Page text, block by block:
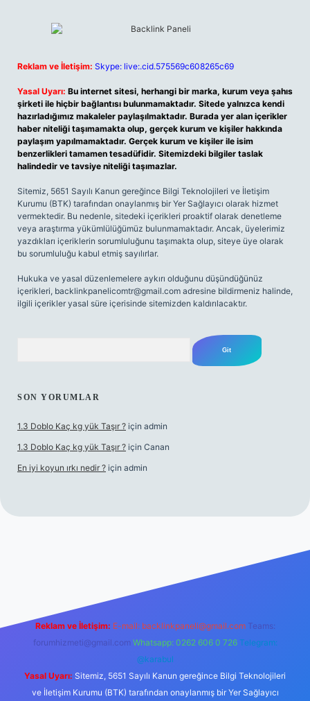
Reklam ve İletişim: Skype: live:.cid.575569c608265c69
Yasal Uyarı: Bu internet sitesi, herhangi bir marka, kurum veya şahıs
şirketi ile hiçbir bağlantısı bulunmamaktadır. Sitede yalnızca kendi
hazırladığımız makaleler paylaşılmaktadır. Burada yer alan içerikler
haber niteliği taşımamakta olup, gerçek kurum ve kişiler hakkında
paylaşım yapılmamaktadır. Gerçek kurum ve kişiler ile isim
benzerlikleri tamamen tesadüfidir. Sitemizdeki bilgiler taslak
halindedir ve tavsiye niteliği taşımazlar.
Sitemiz, 5651 Sayılı Kanun gereğince Bilgi Teknolojileri ve İletişim
Kurumu (BTK) tarafından onaylanmış bir Yer Sağlayıcı olarak hizmet
vermektedir. Bu nedenle, sitedeki içerikleri proaktif olarak denetleme
veya araştırma yükümlülüğümüz bulunmamaktadır. Ancak, üyelerimiz
yazdıkları içeriklerin sorumluluğunu taşımakta olup, siteye üye olarak
bu sorumluluğu kabul etmiş sayılırlar.
Hukuka ve yasal düzenlemelere aykırı olduğunu düşündüğünüz
içerikleri, backlinkpanelicomtr@gmail.com adresine bildirmeniz halinde,
ilgili içerikler yasal süre içerisinde sitemizden kaldırılacaktır.
SON YORUMLAR
1.3 Doblo Kaç kg yük Taşır ? için admin
1.3 Doblo Kaç kg yük Taşır ? için Canan
En iyi koyun ırkı nedir ? için admin
Reklam ve İletişim: E-mail: backlinkpaneli@gmail.com Teams:
forumhizmeti@gmail.com Whatsapp: 0262 606 0 726 Telegram:
@karabul
Yasal Uyarı: Sitemiz, 5651 Sayılı Kanun gereğince Bilgi Teknolojileri
ve İletişim Kurumu (BTK) tarafından onaylanmış bir Yer Sağlayıcı